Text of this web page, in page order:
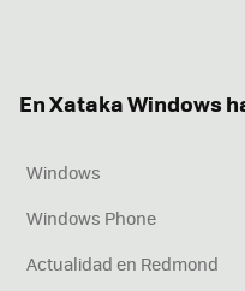
En Xataka Windows
Windows
Windows Phone
Actualidad en Redmond